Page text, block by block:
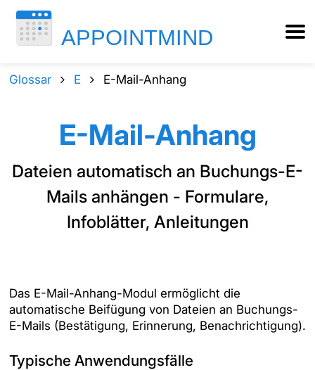
Glossar E E-Mail-Anhang
E-Mail-Anhang
Dateien automatisch an Buchungs-E-
Mails anhängen - Formulare,
Infoblätter, Anleitungen
Das E-Mail-Anhang-Modul ermöglicht die
automatische Beifügung von Dateien an Buchungs-
E-Mails (Bestätigung, Erinnerung, Benachrichtigung).
Typische Anwendungsfälle